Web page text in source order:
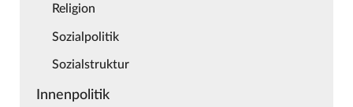
Religion
Sozialpolitik
Sozialstruktur
Innenpolitik